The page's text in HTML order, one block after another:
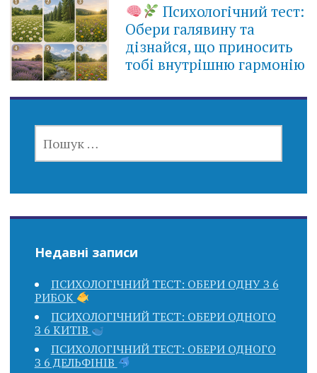
Психологічний тест:
Обери галявину та
дізнайся, що приносить
тобі внутрішню гармонію
Недавні записи
ПСИХОЛОГІЧНИЙ ТЕСТ: ОБЕРИ ОДНУ З 6
РИБОК
ПСИХОЛОГІЧНИЙ ТЕСТ: ОБЕРИ ОДНОГО
З 6 КИТІВ
ПСИХОЛОГІЧНИЙ ТЕСТ: ОБЕРИ ОДНОГО
З 6 ДЕЛЬФІНІВ